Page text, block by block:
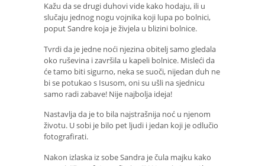
Kažu da se drugi duhovi vide kako hodaju, ili u
slučaju jednog nogu vojnika koji lupa po bolnici,
poput Sandre koja je živjela u blizini bolnice.
Tvrdi da je jedne noći njezina obitelj samo gledala
oko ruševina i završila u kapeli bolnice. Misleći da
će tamo biti sigurno, neka se suoči, nijedan duh ne
bi se potukao s Isusom, oni su ušli na sjednicu
samo radi zabave! Nije najbolja ideja!
Nastavlja da je to bila najstrašnija noć u njenom
životu. U sobi je bilo pet ljudi i jedan koji je odlučio
fotografirati.
Nakon izlaska iz sobe Sandra je čula majku kako